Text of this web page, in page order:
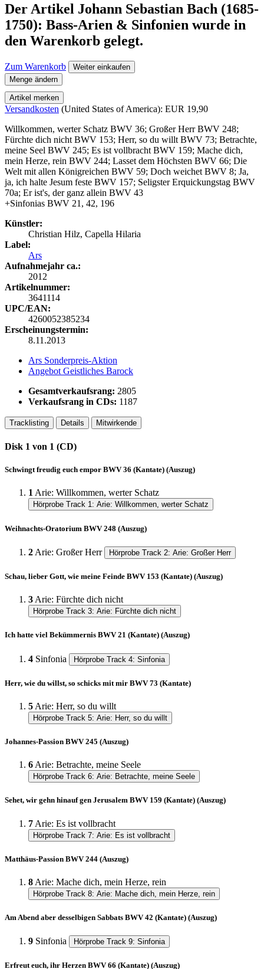
Der Artikel Johann Sebastian Bach (1685-
1750): Bass-Arien & Sinfonien wurde in
den Warenkorb gelegt.
Zum Warenkorb
Weiter einkaufen
Menge ändern
Artikel merken
Versandkosten (United States of America): EUR 19,90
Willkommen, werter Schatz BWV 36; Großer Herr BWV 248;
Fürchte dich nicht BWV 153; Herr, so du willt BWV 73; Betrachte,
meine Seel BWV 245; Es ist vollbracht BWV 159; Mache dich,
mein Herze, rein BWV 244; Lasset dem Höchsten BWV 66; Die
Welt mit allen Königreichen BWV 59; Doch weichet BWV 8; Ja,
ja, ich halte Jesum feste BWV 157; Seligster Erquickungstag BWV
70a; Er ist's, der ganz allein BWV 43
+Sinfonias BWV 21, 42, 196
Künstler:
Christian Hilz, Capella Hilaria
Label:
Ars
Aufnahmejahr ca.:
2012
Artikelnummer:
3641114
UPC/EAN:
4260052385234
Erscheinungstermin:
8.11.2013
Ars Sonderpreis-Aktion
Angebot Geistliches Barock
Gesamtverkaufsrang: 2805
Verkaufsrang in CDs: 1187
Tracklisting Details Mitwirkende
Disk 1 von 1 (CD)
Schwingt freudig euch empor BWV 36 (Kantate) (Auszug)
1Arie: Willkommen, werter Schatz
Hörprobe Track 1: Arie: Willkommen, werter Schatz
Weihnachts-Oratorium BWV 248 (Auszug)
2 Arie: Großer Herr Hörprobe Track 2: Arie: Großer Herr
Schau, lieber Gott, wie meine Feinde BWV 153 (Kantate) (Auszug)
3 Arie: Fürchte dich nicht
Hörprobe Track 3: Arie: Fürchte dich nicht
Ich hatte viel Bekümmernis BWV 21 (Kantate) (Auszug)
4 Sinfonia Hörprobe Track 4: Sinfonia
Herr, wie du willst, so schicks mit mir BWV 73 (Kantate)
5 Arie: Herr, so du willt
Hörprobe Track 5: Arie: Herr, so du willt
Johannes-Passion BWV 245 (Auszug)
6 Arie: Betrachte, meine Seele
Hörprobe Track 6: Arie: Betrachte, meine Seele
Sehet, wir gehn hinauf gen Jerusalem BWV 159 (Kantate) (Auszug)
7 Arie: Es ist vollbracht
Hörprobe Track 7: Arie: Es ist vollbracht
Matthäus-Passion BWV 244 (Auszug)
8 Arie: Mache dich, mein Herze, rein
Hörprobe Track 8: Arie: Mache dich, mein Herze, rein
Am Abend aber desselbigen Sabbats BWV 42 (Kantate) (Auszug)
9 Sinfonia Hörprobe Track 9: Sinfonia
Erfreut euch, ihr Herzen BWV 66 (Kantate) (Auszug)